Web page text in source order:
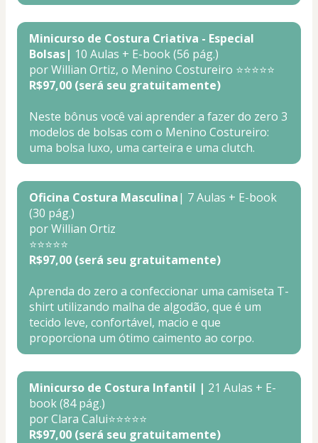
Minicurso de Costura Criativa - Especial
Bolsas| 10 Aulas + E-book (56 pág.)
por Willian Ortiz, o Menino Costureiro ⭐⭐⭐⭐⭐
R$97,00 (será seu gratuitamente)
Neste bônus você vai aprender a fazer do zero 3
modelos de bolsas com o Menino Costureiro:
uma bolsa luxo, uma carteira e uma clutch.
Oficina Costura Masculina| 7 Aulas + E-book
(30 pág.)
por Willian Ortiz
⭐⭐⭐⭐⭐
R$97,00 (será seu gratuitamente)
Aprenda do zero a confeccionar uma camiseta T-
shirt utilizando malha de algodão, que é um
tecido leve, confortável, macio e que
proporciona um ótimo caimento ao corpo.
Minicurso de Costura Infantil | 21 Aulas + E-
book (84 pág.)
por Clara Calui⭐⭐⭐⭐⭐
R$97,00 (será seu gratuitamente)